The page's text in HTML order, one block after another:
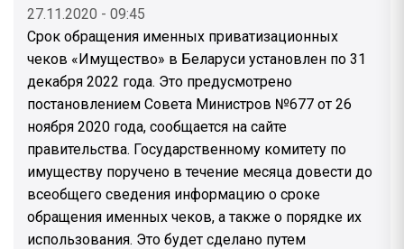
27.11.2020 - 09:45
Срок обращения именных приватизационных
чеков «Имущество» в Беларуси установлен по 31
декабря 2022 года. Это предусмотрено
постановлением Совета Министров №677 от 26
ноября 2020 года, сообщается на сайте
правительства. Государственному комитету по
имуществу поручено в течение месяца довести до
всеобщего сведения информацию о сроке
обращения именных чеков, а также о порядке их
использования. Это будет сделано путем